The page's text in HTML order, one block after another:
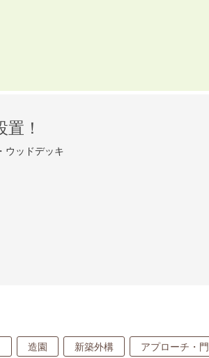
！
ウッドデッキ
造園 新築外構 アプローチ・